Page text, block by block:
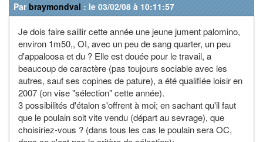
Parbraymondval : le 03/02/08 à 10:11:57
Je dois faire saillir cette année une jeune jument palomino,
environ 1m50,, OI, avec un peu de sang quarter, un peu
d'appaloosa et du ? Elle est douée pour le travail, a
beaucoup de caractère (pas toujours sociable avec les
autres, sauf ses copines de pature), a été qualifiée loisir en
2007 (on vise "sélection" cette année).
3 possibilités d'étalon s'offrent à moi; en sachant qu'il faut
que le poulain soit vite vendu (départ au sevrage), que
choisiriez-vous ? (dans tous les cas le poulain sera OC,